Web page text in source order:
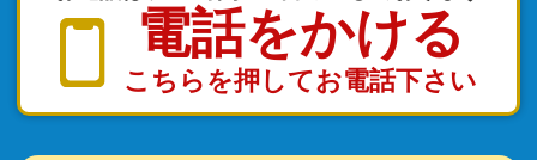
電話をかける
こちらを押してお電話下さい